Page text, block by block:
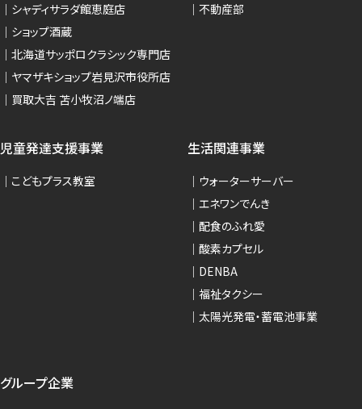
シャディサラダ館恵庭店
ショップ酒蔵
北海道サッポロクラシック専門店
ヤマザキショップ岩見沢市役所店
買取大吉 苫小牧沼ノ端店
不動産部
児童発達支援事業
こどもプラス教室
生活関連事業
ウォーターサーバー
エネワンでんき
配食のふれ愛
酸素カプセル
DENBA
福祉タクシー
太陽光発電・蓄電池事業
グループ企業